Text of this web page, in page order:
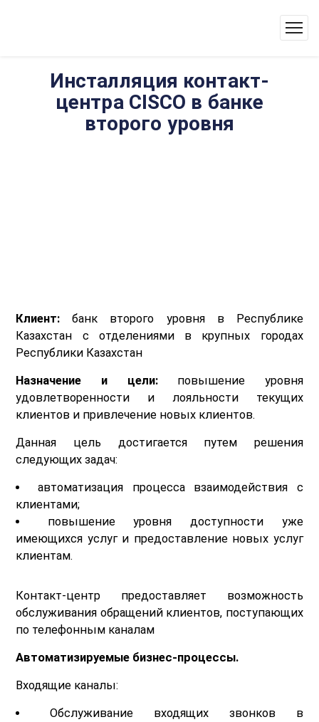
Инсталляция контакт-
центра CISCO в банке
второго уровня
Клиент: банк второго уровня в Республике
Казахстан с отделениями в крупных городах
Республики Казахстан
Назначение и цели: повышение уровня
удовлетворенности и лояльности текущих
клиентов и привлечение новых клиентов.
Данная цель достигается путем решения
следующих задач:
автоматизация процесса взаимодействия с
клиентами;
повышение уровня доступности уже
имеющихся услуг и предоставление новых услуг
клиентам.
Контакт-центр предоставляет возможность
обслуживания обращений клиентов, поступающих
по телефонным каналам
Автоматизируемые бизнес-процессы.
Входящие каналы:
Обслуживание входящих звонков в